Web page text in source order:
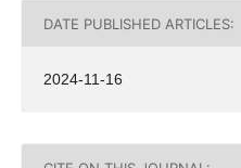
DATE PUBLISHED ARTICLES:
2024-11-16